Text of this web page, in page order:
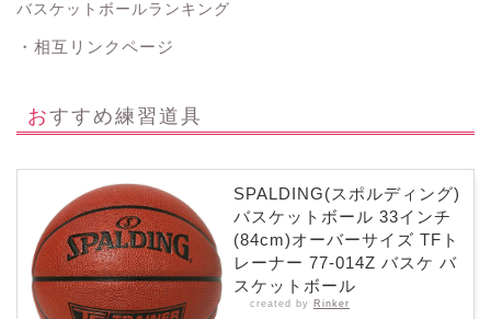
バスケットボールランキング
・相互リンクページ
おすすめ練習道具
SPALDING(スポルディング)
バスケットボール 33インチ
(84cm)オーバーサイズ TFト
レーナー 77-014Z バスケ バ
スケットボール
created by Rinker